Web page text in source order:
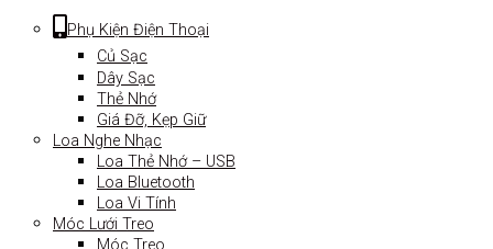
Phụ Kiện Điện Thoại
Củ Sạc
Dây Sạc
Thẻ Nhớ
Giá Đỡ, Kẹp Giữ
Loa Nghe Nhạc
Loa Thẻ Nhớ – USB
Loa Bluetooth
Loa Vi Tính
Móc Lưới Treo